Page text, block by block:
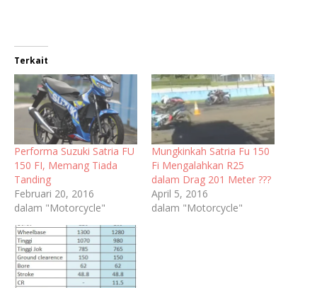
Terkait
Performa Suzuki Satria FU
150 FI, Memang Tiada
Tanding
Februari 20, 2016
dalam "Motorcycle"
Mungkinkah Satria Fu 150
Fi Mengalahkan R25
dalam Drag 201 Meter ???
April 5, 2016
dalam "Motorcycle"